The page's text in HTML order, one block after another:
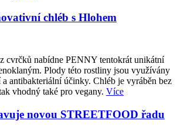
chléb s Hlohem
cvrčků nabídne PENNY tentokrát unikátní
Plody této rostliny jsou využívány
antibakteriální účinky. Chléb je vyráběn bez
vhodný také pro vegany. Více
novou STREETFOOD řadu